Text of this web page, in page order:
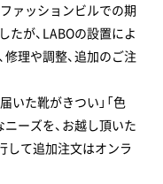
ファッションビルでの期
たが、LABOの設置によ
修理や調整、追加のご注
いた靴がきつい」「色
ーズを、お越し頂いた
して追加注文はオンラ